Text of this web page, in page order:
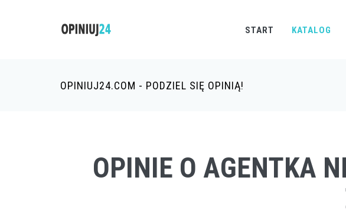
START KATALOG
OPINIUJ24.COM - PODZIEL SIĘ OPINIĄ!
OPINIE O AGENTKA